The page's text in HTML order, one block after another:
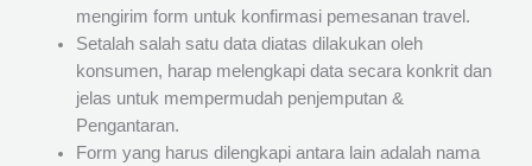
mengirim form untuk konfirmasi pemesanan travel.
Setalah salah satu data diatas dilakukan oleh
konsumen, harap melengkapi data secara konkrit dan
jelas untuk mempermudah penjemputan &
Pengantaran.
Form yang harus dilengkapi antara lain adalah nama